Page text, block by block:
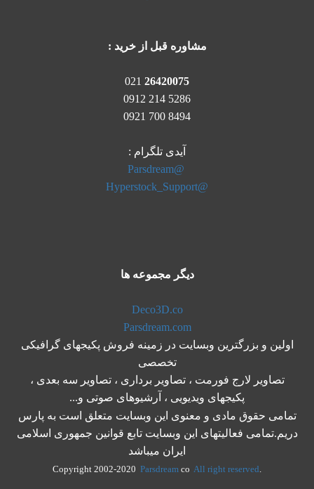
مشاوره قبل از خرید :
021 26420075
5286 214 0912
8494 700 0921
آیدی تلگرام :
@Parsdream
@Hyperstock_Support
دیگر مجموعه ها
Deco3D.co
Parsdream.com
اولین و بزرگترین وبسایت در زمینه فروش پکیجهای گرافیکی
تخصصی
تصاویر لارج فورمت ، تصاویر برداری ، تصاویر سه بعدی ،
پکیجهای ویدیویی ، آرشیوهای صوتی و...
تمامی حقوق مادی و معنوی این وبسایت متعلق است به پارس
دریم.تمامی فعالیتهای این وبسایت تابع قوانین جمهوری اسلامی
ایران میباشد
.Copyright 2002-2020
Parsdream co All right reserved